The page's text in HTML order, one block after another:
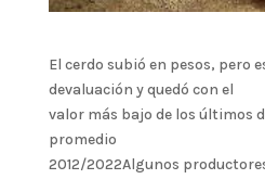
El cerdo subió en pesos, pero
devaluación y quedó con el
valor más bajo de los últimos
promedio
2012/2022Algunos